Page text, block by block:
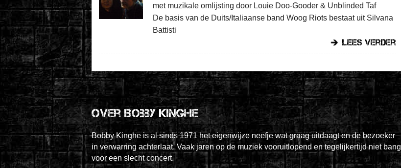
met muzikale omlijsting door Louie Doo-Gooder & Unblinded Taf
De basis van de Duits/Italiaanse band Woog Riots bestaat uit Silvana
Battisti
lees verder
Over Bobby Kinghe
Bobby Kinghe is al sinds 1971 het eigenwijze neefje wat graag uitdaagt en de bezoeker
in verwarring achterlaat. Vaak jaren op de muziek vooruitlopend en tegelijkertijd niet bang
voor een slecht concert.